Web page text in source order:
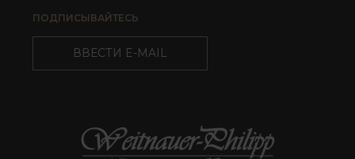
ПОДПИСЫВАЙТЕСЬ
ВВЕСТИ E-MAIL